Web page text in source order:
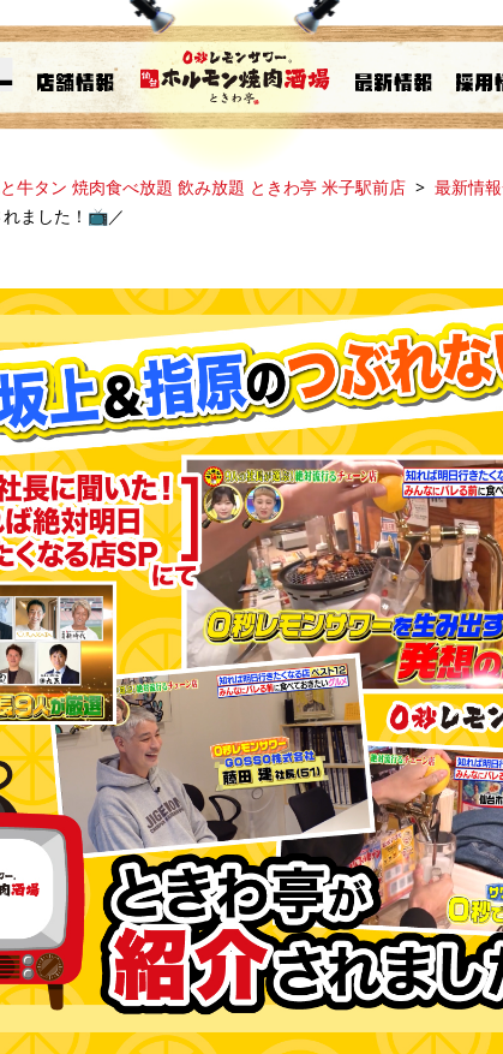
牛タン 焼肉食べ放題 飲み放題 ときわ亭 米子駅前店
最新情
ました！📺️／